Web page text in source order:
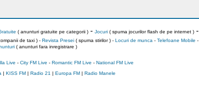
( anunturi gratuite pe categorii )- Jocuri( spuma jocurilor flash de pe internet )-
de taxi ) - Revista Presei( spuma stirilor ) - Locuri de munca - Telefoane Mobile -
( anunturi fara inregistrare )
Live - City FM Live - Romantic FM Live - National FM Live
| KISS FM| Radio 21 | Europa FM| Radio Manele